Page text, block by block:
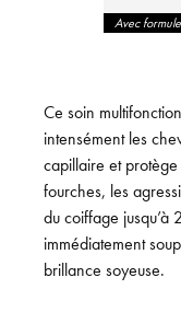
Avec
Ce soin
intensément les
capillaire et
fourches, les
du coiffage jusqu’à
immédiatement
brillance soyeuse.